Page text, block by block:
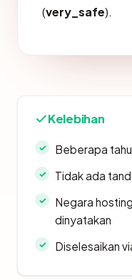
(very_safe).
Kelebihan
Beberapa
Tidak ada
Negara
dinyatakan
Diselesaikan